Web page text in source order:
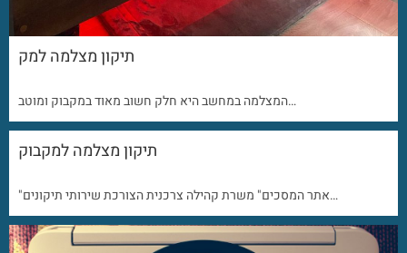
תיקון מצלמה למק
המצלמה במחשב היא חלק חשוב מאוד במקבוק ומוטב…
תיקון מצלמה למקבוק
"אתר המסכים" משרת קהילה צרכנית הצורכת שירותי תיקונים…